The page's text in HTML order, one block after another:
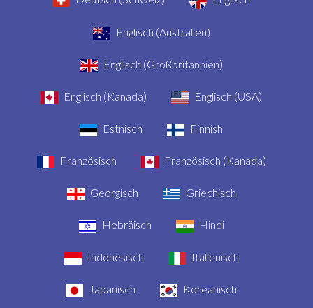
Englisch (Australien)
Englisch (Großbritannien)
Englisch (Kanada) Englisch (USA)
Estnisch Finnish
Französisch Französisch (Kanada)
Georgisch Griechisch
Hebräisch Hindi
Indonesisch Italienisch
Japanisch Koreanisch